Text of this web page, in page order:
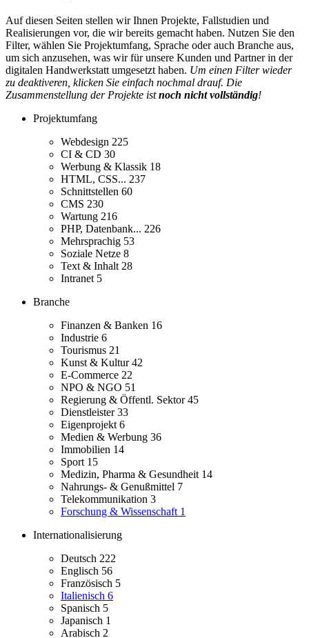
Auf diesen Seiten stellen wir Ihnen Projekte, Fallstudien und
Realisierungen vor, die wir bereits gemacht haben. Nutzen Sie den
Filter, wählen Sie Projektumfang, Sprache oder auch Branche aus,
um sich anzusehen, was wir für unsere Kunden und Partner in der
digitalen Handwerkstatt umgesetzt haben. Um einen Filter wieder
zu deaktiveren, klicken Sie einfach nochmal drauf. Die
Zusammenstellung der Projekte istnoch nicht vollständig!
Projektumfang
Webdesign 225
CI & CD 30
Werbung & Klassik 18
HTML, CSS... 237
Schnittstellen 60
CMS 230
Wartung 216
PHP, Datenbank... 226
Mehrsprachig 53
Soziale Netze 8
Text & Inhalt 28
Intranet 5
Branche
Finanzen & Banken 16
Industrie 6
Tourismus 21
Kunst & Kultur42
E-Commerce 22
NPO & NGO 51
Regierung & Öffentl. Sektor45
Dienstleister33
Eigenprojekt 6
Medien & Werbung 36
Immobilien 14
Sport 15
Medizin, Pharma & Gesundheit 14
Nahrungs- & Genußmittel 7
Telekommunikation 3
Forschung & Wissenschaft 1
Internationalisierung
Deutsch 222
Englisch 56
Französisch 5
Italienisch 6
Spanisch 5
Japanisch 1
Arabisch 2